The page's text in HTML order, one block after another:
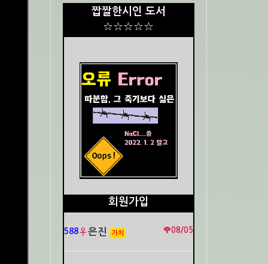
짭짤한시인 도서
☆☆☆☆☆
회원가입
588♀은진 가치 🌹08/05